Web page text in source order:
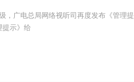
广电总局网络视听司再度发布《管理提
示》给